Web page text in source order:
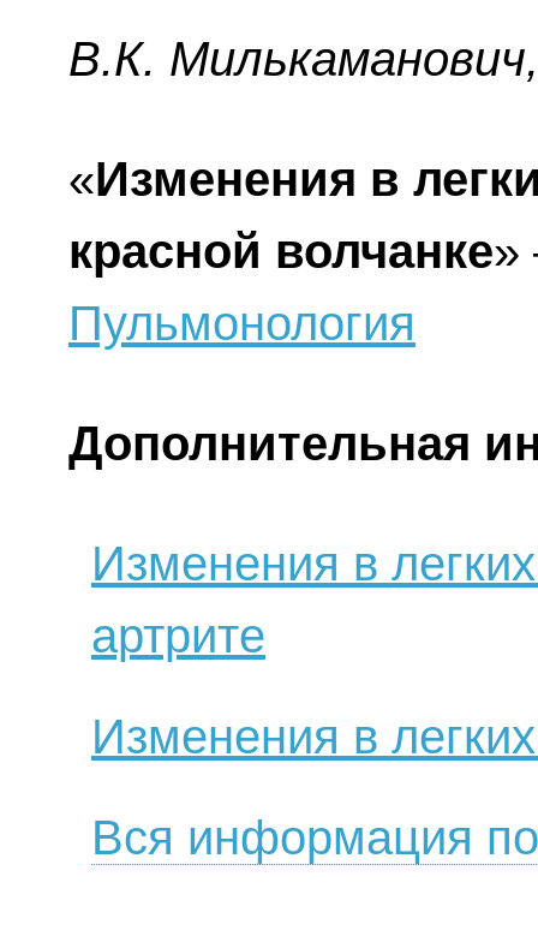
В.К.
«Изменения в
красной волчанке»
Пульмонология
Дополнительная
Изменения в
артрите
Изменения в
Вся информация